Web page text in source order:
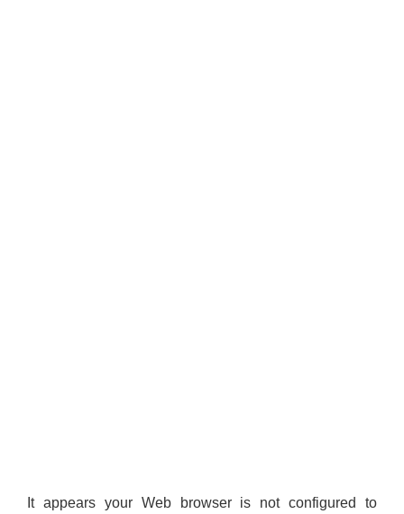
It appears your Web browser is not configured to